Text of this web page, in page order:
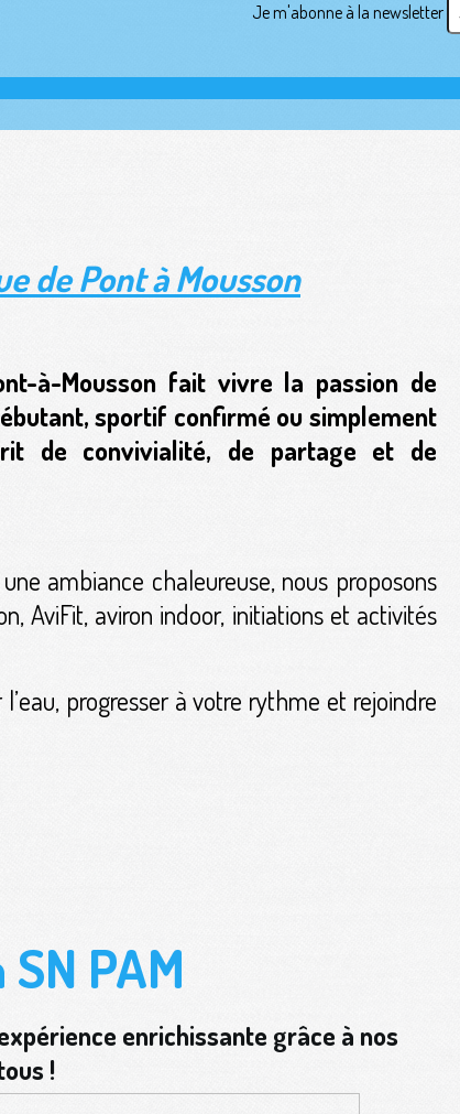
Je m'abonne à la newsletter
de Pont à Mousson
à-Mousson fait vivre la passion de
sportif confirmé ou simplement
de convivialité, de partage et de
ambiance chaleureuse, nous proposons
AviFit, aviron indoor, initiations et activités
progresser à votre rythme et rejoindre
PAM
enrichissante grâce à nos
!